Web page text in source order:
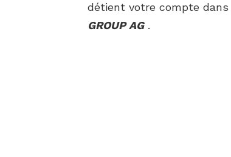
détient votre compte
GROUP AG.